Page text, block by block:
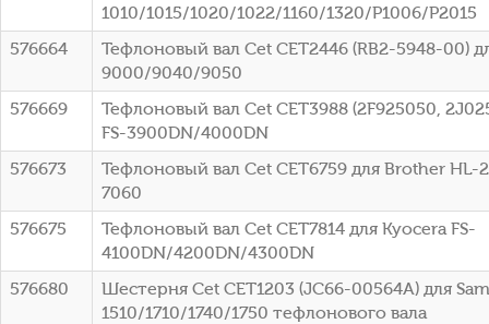
1010/1015/1020/1022/1160/1320/P1006/P2015
576664
Тефлоновый вал Cet CET2446 (RB2-5948-00)
9000/9040/9050
576669
Тефлоновый вал Cet CET3988 (2F925050,
FS-3900DN/4000DN
576673
Тефлоновый вал Cet CET6759 для Brother HL-
7060
576675
Тефлоновый вал Cet CET7814 для Kyocera FS-
4100DN/4200DN/4300DN
576680
Шестерня Cet CET1203 (JC66-00564A) для
1510/1710/1740/1750 тефлонового вала